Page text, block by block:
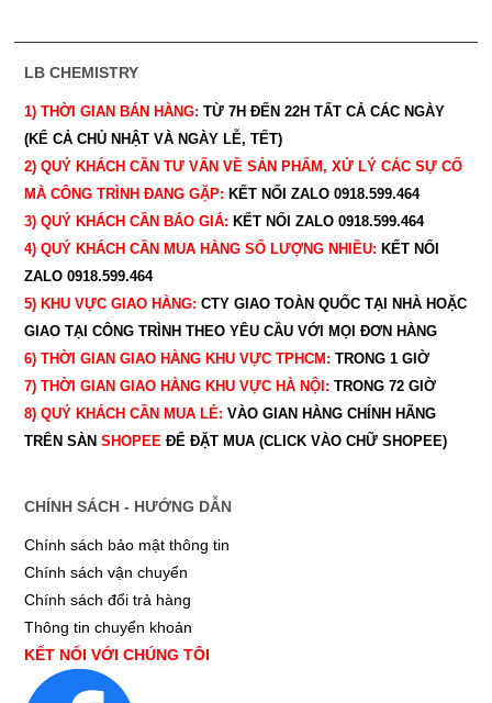
LB CHEMISTRY
1) THỜI GIAN BÁN HÀNG: TỪ 7H ĐẾN 22H TẤT CẢ CÁC NGÀY
(KỂ CẢ CHỦ NHẬT VÀ NGÀY LỄ, TẾT)
2) QUÝ KHÁCH CẦN TƯ VẤN VỀ SẢN PHẨM, XỬ LÝ CÁC SỰ CỐ
MÀ CÔNG TRÌNH ĐANG GẶP: KẾT NỐI ZALO 0918.599.464
3) QUÝ KHÁCH CẦN BÁO GIÁ: KẾT NỐI ZALO 0918.599.464
4) QUÝ KHÁCH CẦN MUA HÀNG SỐ LƯỢNG NHIỀU: KẾT NỐI
ZALO 0918.599.464
5) KHU VỰC GIAO HÀNG: CTY GIAO TOÀN QUỐC TẠI NHÀ HOẶC
GIAO TẠI CÔNG TRÌNH THEO YÊU CẦU VỚI MỌI ĐƠN HÀNG
6) THỜI GIAN GIAO HÀNG KHU VỰC TPHCM: TRONG 1 GIỜ
7) THỜI GIAN GIAO HÀNG KHU VỰC HÀ NỘI: TRONG 72 GIỜ
8) QUÝ KHÁCH CẦN MUA LẺ: VÀO GIAN HÀNG CHÍNH HÃNG
TRÊN SÀN SHOPEEĐỂ ĐẶT MUA (CLICK VÀO CHỮ SHOPEE)
CHÍNH SÁCH - HƯỚNG DẪN
Chính sách bảo mật thông tin
Chính sách vận chuyển
Chính sách đổi trả hàng
Thông tin chuyển khoản
KẾT NỐI VỚI CHÚNG TÔI